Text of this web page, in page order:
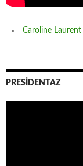
Caroline Laurent
PRESİDENTAZ